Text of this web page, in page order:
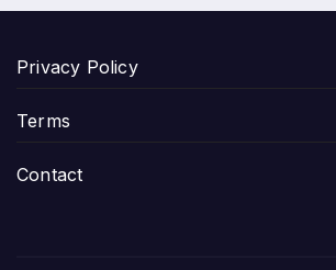
Privacy Policy
Terms
Contact